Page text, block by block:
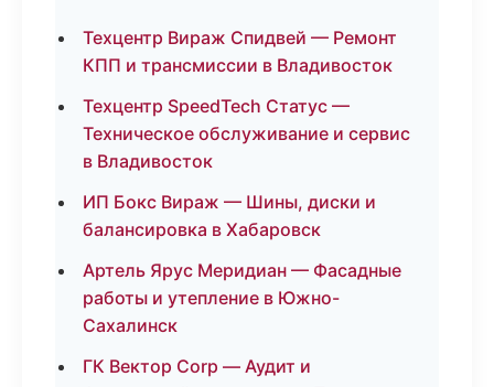
Техцентр Вираж Спидвей — Ремонт
КПП и трансмиссии в Владивосток
Техцентр SpeedTech Статус —
Техническое обслуживание и сервис
в Владивосток
ИП Бокс Вираж — Шины, диски и
балансировка в Хабаровск
Артель Ярус Меридиан — Фасадные
работы и утепление в Южно-
Сахалинск
ГК Вектор Corp — Аудит и